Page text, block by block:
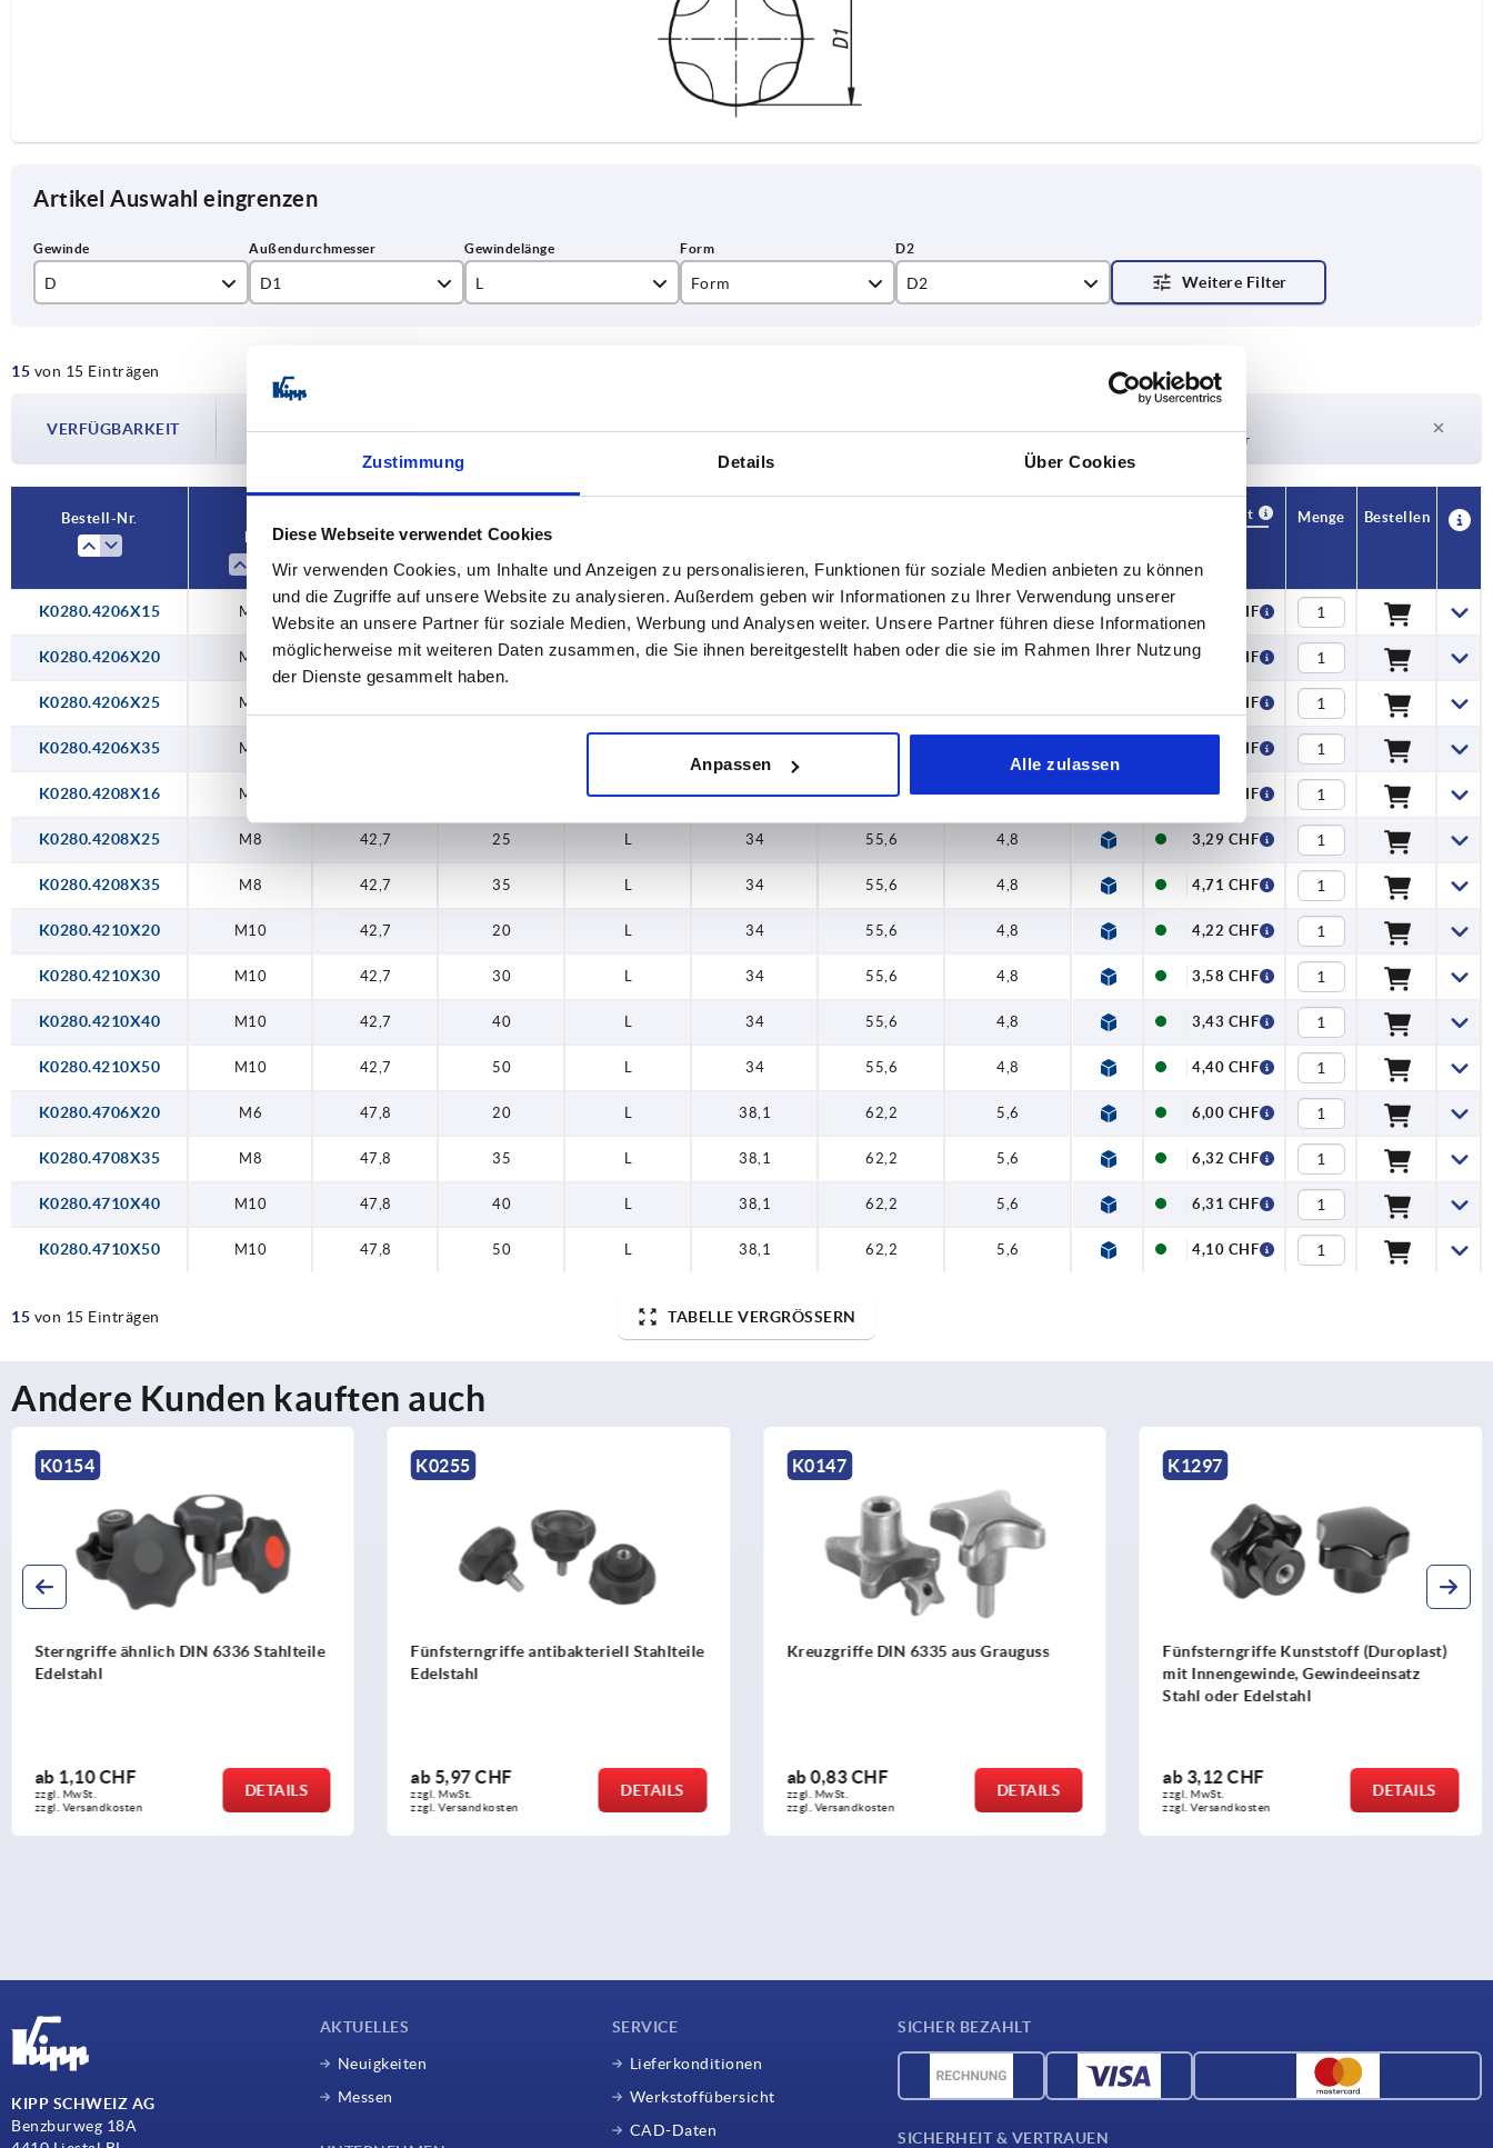
Zustimmung Details Über Cookies
Diese Webseite verwendet Cookies
Wir verwenden Cookies, um Inhalte und Anzeigen zu personalisieren, Funktionen für soziale Medien anbieten zu können
und die Zugriffe auf unsere Website zu analysieren. Außerdem geben wir Informationen zu Ihrer Verwendung unserer
Website an unsere Partner für soziale Medien, Werbung und Analysen weiter. Unsere Partner führen diese Informationen
möglicherweise mit weiteren Daten zusammen, die Sie ihnen bereitgestellt haben oder die sie im Rahmen Ihrer Nutzung
der Dienste gesammelt haben.
Anpassen Alle zulassen
Artikel Auswahl eingrenzen
D
M8
D1
47,8
L
40
Form D2
15 von 15 Einträgen
VERFÜGBARKEIT
Die Verfügbarkeiten werden in regelmäßigen Abständen mehrmals täglich aktualisiert.
Im finalen Schritt vor Abschluss Ihrer Bestellung erfahren Sie das bestätigte
Derzeit nicht auf Lager
Bestell-Nr.
D
D1 L
Verfügbarkeit
Menge Bestellen
K0280.4206X15 M6 42,7 34 2,81 CHF
K0280.4206X20 M6 42,7 20 L 34 55,6 4,8 4,10 CHF
K0280.4206X25 M6 2,83 CHF
K0280.4206X35 M6 3,86 CHF
K0280.4208X16 M8 L 34 55,6 4,8 3,29 CHF
K0280.4208X25 M8 42,7 25 L 34 55,6 4,8 3,29 CHF
K0280.4208X35 M8 42,7 35 L 34 55,6 4,8 4,71 CHF
K0280.4210X20 M10 42,7 20 L 34 55,6 4,8 4,22 CHF
K0280.4210X30 M10 42,7 30 L 34 55,6 4,8 3,58 CHF
K0280.4210X40 M10 42,7 40 L 34 55,6 4,8 3,43 CHF
K0280.4210X50 M10 42,7 50 L 34 55,6 4,8 4,40 CHF
K0280.4706X20 M6 47,8 20 L 38,1 62,2 5,6 6,00 CHF
K0280.4708X35 M8 47,8 35 L 38,1 62,2 5,6 6,32 CHF
K0280.4710X40 M10 47,8 40 L 38,1 62,2 5,6 6,31 CHF
K0280.4710X50 M10 47,8 50 L 38,1 62,2 5,6 4,10 CHF
15 von 15 Einträgen TABELLE VERGRÖSSERN
Andere Kunden kauften auch
K0255
Fünfsterngriffe antibakteriell Stahlteile
Edelstahl
ab 5,97 CHF
zzgl. MwSt.
zzgl. Versandkosten
DETAILS
K0147
Kreuzgriffe DIN 6335 aus Grauguss
ab 0,83 CHF
zzgl. MwSt.
zzgl. Versandkosten
DETAILS
K1297
Fünfsterngriffe Kunststoff (Duroplast)
ab3,12 CHF
zzgl. MwSt.
zzgl. Versandkosten
DETAILS
K1083
Dreisterngriffe
ab 1,96 CHF
zzgl. MwSt.
zzgl. Versandkosten
DETAILS
KIPP SCHWEIZ AG
Benzburweg 18A
AKTUELLES
Neuigkeiten
Messen
SERVICE
Lieferkonditionen
Werkstoffübersicht
CAD-Daten
SICHER BEZAHLT
SICHERHEIT & VERTRAUEN